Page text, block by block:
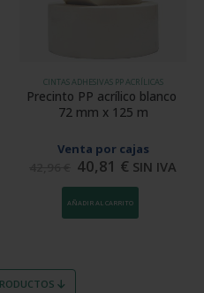
CINTAS ADHESIVAS PP ACRÍLICAS
Precinto PP acrílico blanco
72 mm x 125 m
Venta por cajas
40,81 € SIN IVA
AÑADIR AL CARRITO